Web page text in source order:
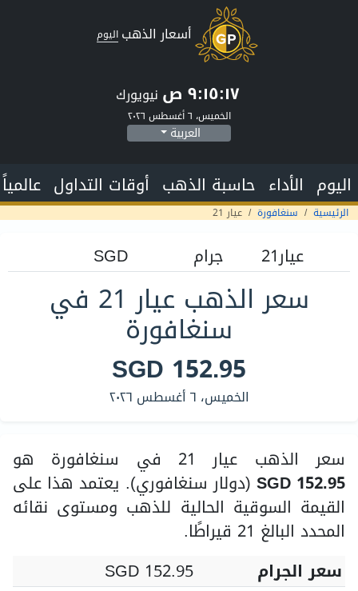
أسعار الذهب اليوم
٩:١٥:١٨ ص نيويورك
الخميس، ٦ أغسطس ٢٠٢٦
العربية
اليوم الأداء حاسبة الذهب أوقات التداول عالمياً
الرئيسية سنغافورة عيار 21
سعر الذهب عيار 21 في
سنغافورة
SGD 152.95
الخميس، ٦ أغسطس ٢٠٢٦
سعر الذهب عيار 21 في سنغافورة هو
SGD 152.95 (دولار سنغافوري). يعتمد هذا على
القيمة السوقية الحالية للذهب ومستوى نقائه
المحدد البالغ 21 قيراطًا.
سعر الجرام
SGD 152.95